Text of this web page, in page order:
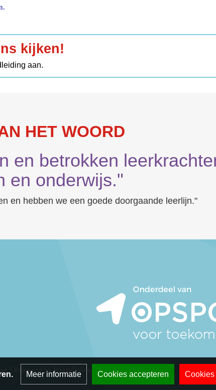
kijken!
aan.
HET WOORD
en betrokken
en onderwijs."
en hebben we een goede doorgaande leerlijn."
Powered by BasisOnline
Meer informatie Cookies accepteren